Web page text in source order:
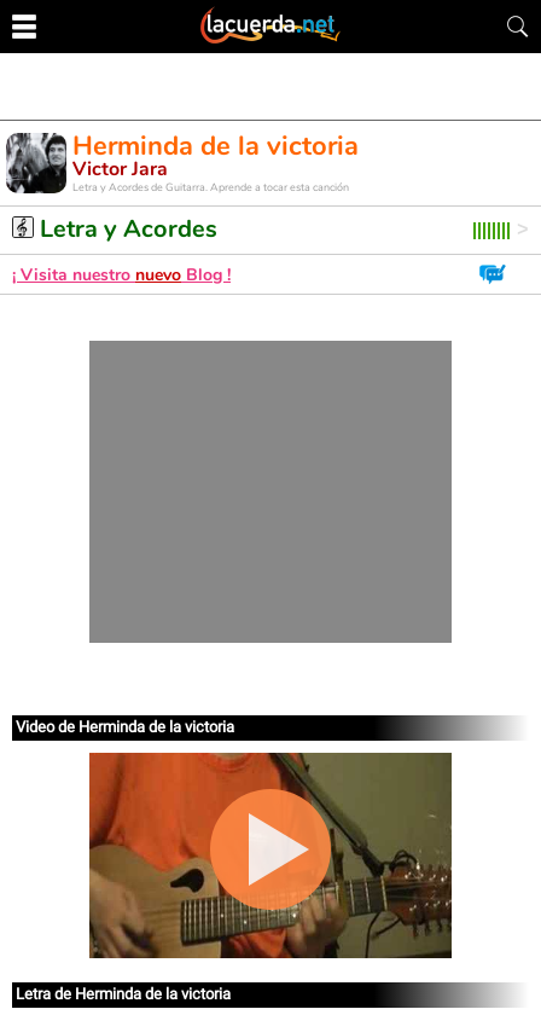
Herminda de la victoria
Victor Jara
Letra y Acordes de Guitarra. Aprende a tocar esta canción
Letra y Acordes
¡ Visita nuestro nuevo Blog !
Video de Herminda de la victoria
Letra de Herminda de la victoria